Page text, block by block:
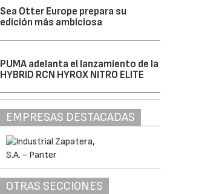
Sea Otter Europe prepara su
edición más ambiciosa
PUMA adelanta el lanzamiento de la
HYBRID RCN HYROX NITRO ELITE
EMPRESAS DESTACADAS
OTRAS SECCIONES